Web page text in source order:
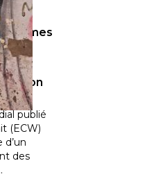
victimes
publié
(ECW)
des